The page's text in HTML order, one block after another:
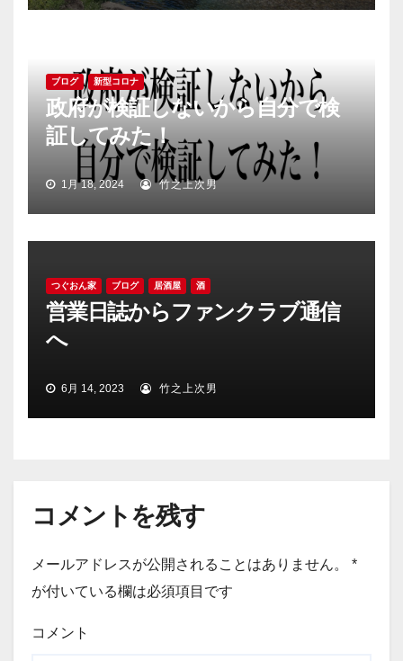
ブログ 新型コロナ
政府が検証しないから自分で検
証してみた！
1月 18, 2024 竹之上次男
つぐおん家 ブログ 居酒屋 酒
営業日誌からファンクラブ通信
へ
6月 14, 2023 竹之上次男
コメントを残す
メールアドレスが公開されることはありません。
*
が付いている欄は必須項目です
コメント